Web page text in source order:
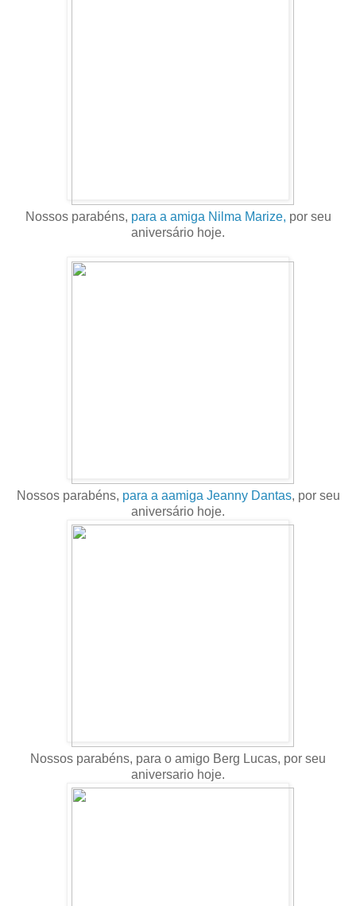
Nossos parabéns, para a amiga Nilma Marize, por seu
aniversário hoje.
Nossos parabéns, para a aamiga Jeanny Dantas, por seu
aniversário hoje.
Nossos parabéns, para o amigo Berg Lucas, por seu
aniversario hoje.